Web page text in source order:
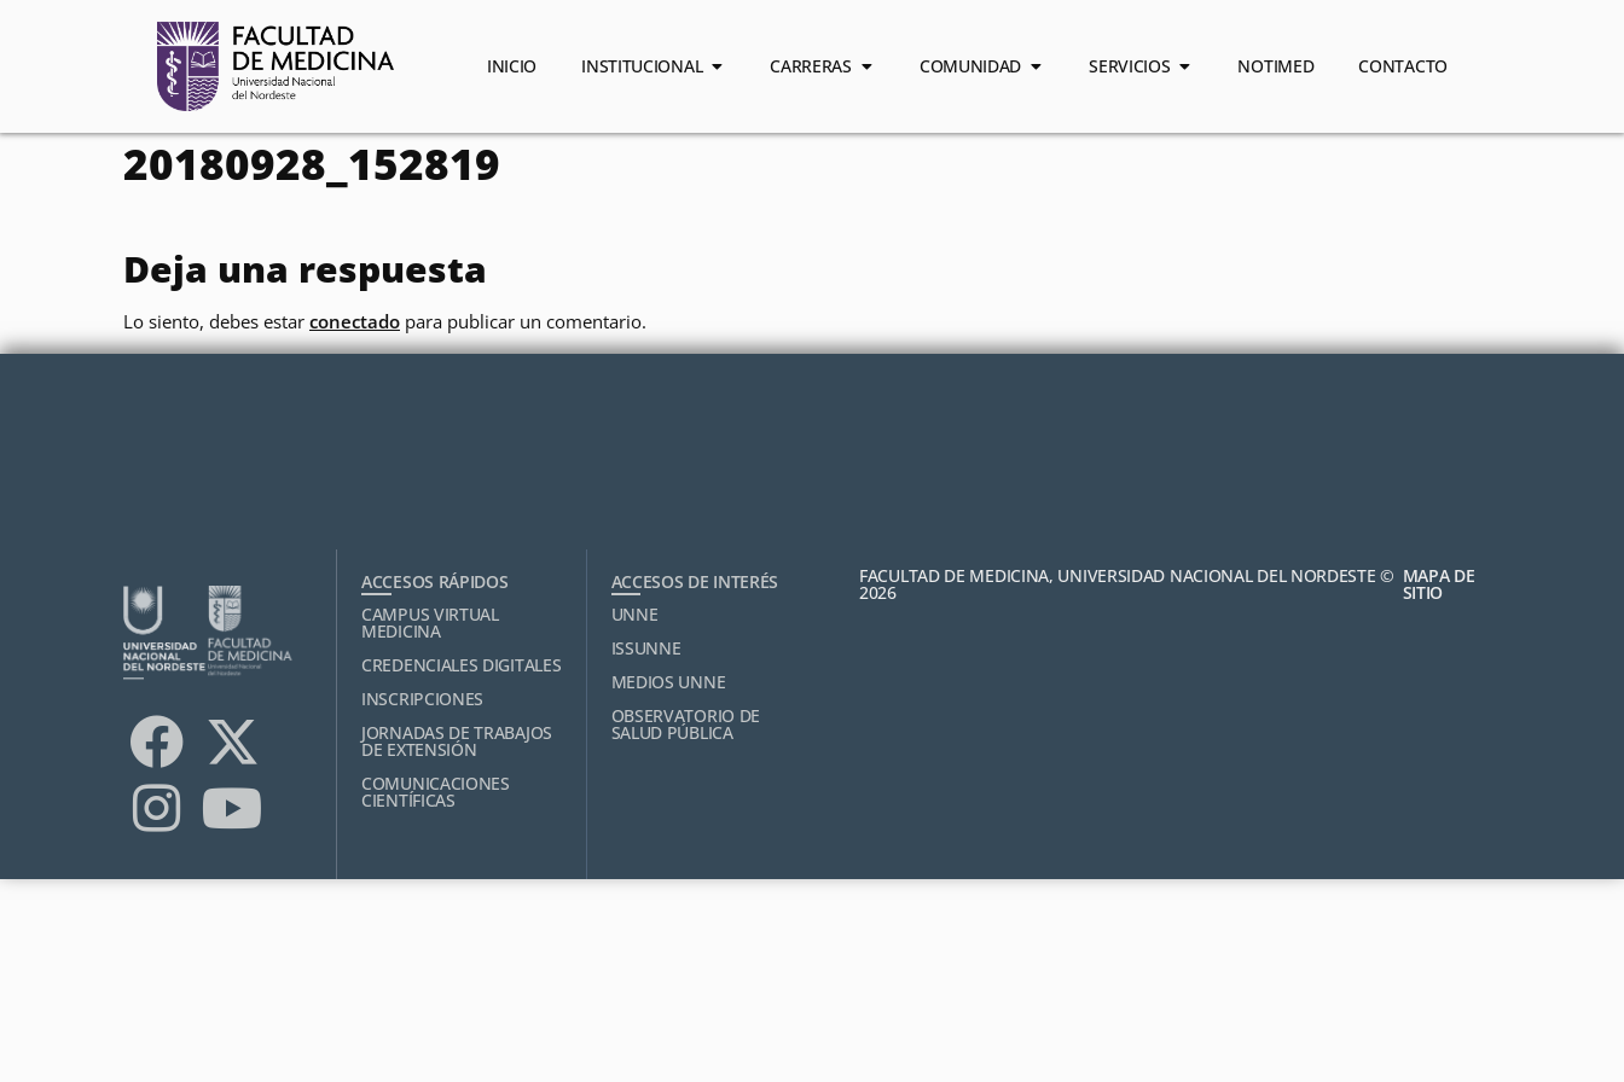
INICIO INSTITUCIONAL CARRERAS COMUNIDAD SERVICIOS NOTIMED CONTACTO
20180928_152819
Deja una respuesta
Lo siento, debes estar conectado para publicar un comentario.
ACCESOS RÁPIDOS
CAMPUS VIRTUAL
MEDICINA
CREDENCIALES DIGITALES
INSCRIPCIONES
JORNADAS DE TRABAJOS
DE EXTENSIÓN
COMUNICACIONES
CIENTÍFICAS
ACCESOS DE INTERÉS
UNNE
ISSUNNE
MEDIOS UNNE
OBSERVATORIO DE
SALUD PÚBLICA
FACULTAD DE MEDICINA, UNIVERSIDAD NACIONAL DEL NORDESTE ©
2026
MAPA DE
SITIO